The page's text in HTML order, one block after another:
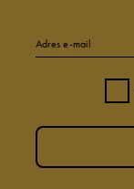
Adres e-mail